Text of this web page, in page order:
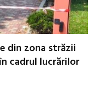
din zona străzii
cadrul lucrărilor